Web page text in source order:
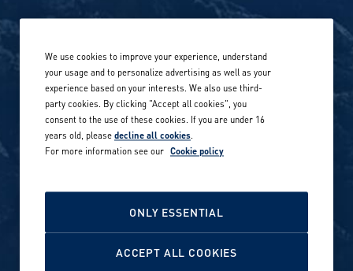
Our locations globally
Career stories
Careers in sports
Privacy Policy
Site terms
Cookie Policy
We use cookies to improve your experience, understand
your usage and to personalize advertising as well as your
experience based on your interests. We also use third-
party cookies. By clicking "Accept all cookies", you
consent to the use of these cookies. If you are under 16
years old, pleasedecline all cookies.
For more information see our Cookie policy
ONLY ESSENTIAL
ACCEPT ALL COOKIES